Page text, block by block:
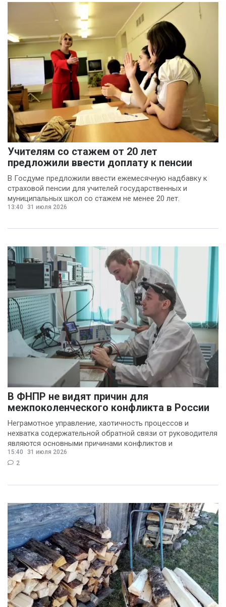
Учителям со стажем от 20 лет
предложили ввести доплату к пенсии
В Госдуме предложили ввести ежемесячную надбавку к
страховой пенсии для учителей государственных и
муниципальных школ со стажем не менее 20 лет.
13:40 31 июля 2026
В ФНПР не видят причин для
межпоколенческого конфликта в России
Неграмотное управление, хаотичность процессов и
нехватка содержательной обратной связи от руководителя
являются основными причинами конфликтов и
раздражения в
15:40
31 июля 2026
2